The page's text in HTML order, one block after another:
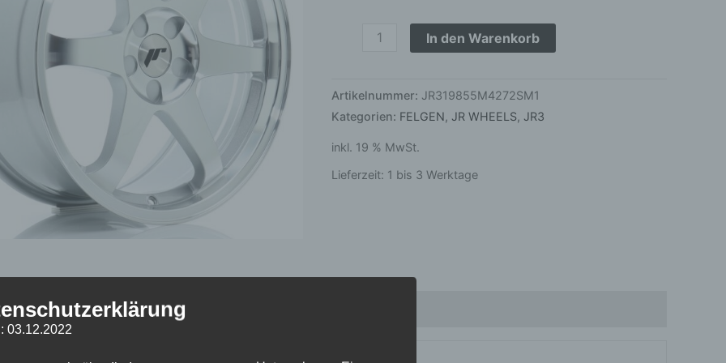
In den Warenkorb
Artikelnummer: JR319855M4272SM1
Kategorien: FELGEN, JR WHEELS, JR3
inkl. 19 % MwSt.
Lieferzeit: 1 bis 3 Werktage
Informationen Produktsicherheit
13 kg
03.12.2022